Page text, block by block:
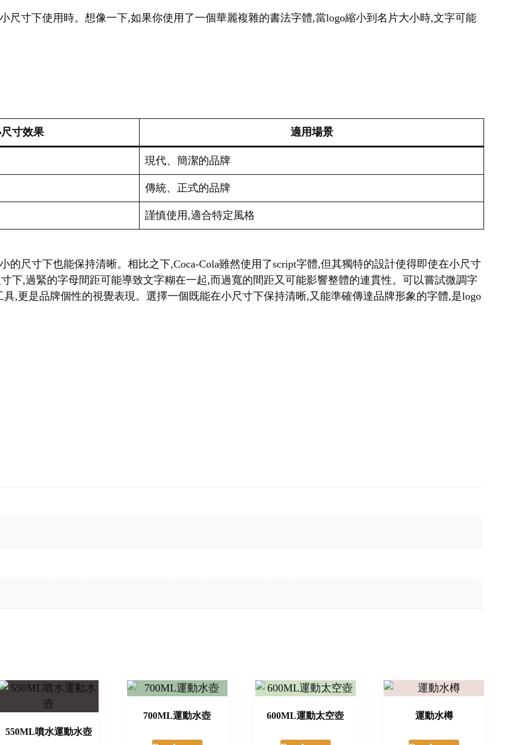
尺寸下使用時。想像一下,如果你使用了一個華麗複雜的書法字體,當logo縮小到名片大小時,文字可能
寸效果 適用場景
現代、簡潔的品牌
傳統、正式的品牌
謹慎使用,適合特定風格
的尺寸下也能保持清晰。相比之下,Coca-Cola雖然使用了script字體,但其獨特的設計使得即使在小尺寸
下,過緊的字母間距可能導致文字糊在一起,而過寬的間距又可能影響整體的連貫性。可以嘗試微調字
,更是品牌個性的視覺表現。選擇一個既能在小尺寸下保持清晰,又能準確傳達品牌形象的字體,是logo
550ML噴水運動水壺
700ML運動水壺 600ML運動太空壺 運動水樽